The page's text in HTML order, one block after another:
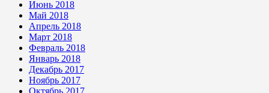
Июнь 2018
Май 2018
Апрель 2018
Март 2018
Февраль 2018
Январь 2018
Декабрь 2017
Ноябрь 2017